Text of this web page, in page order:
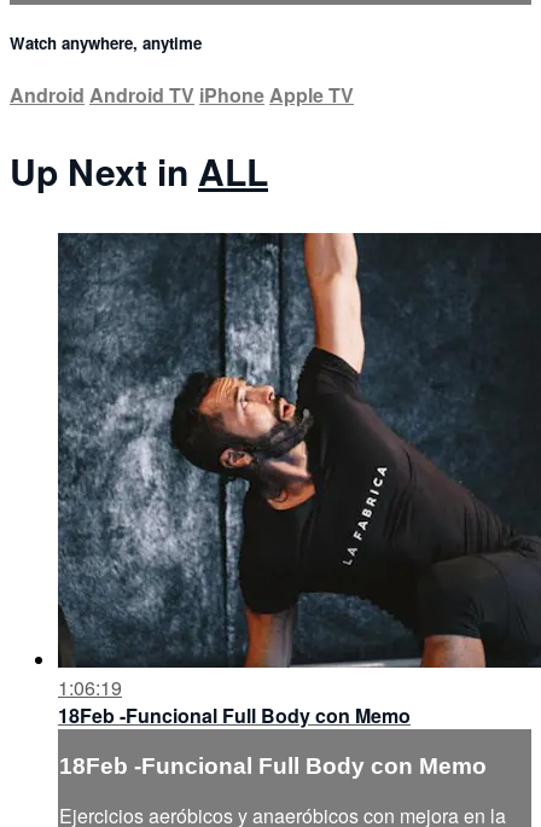
Watch anywhere, anytime
Android Android TV iPhoneApple TV
Up Next in ALL
1:06:19
18Feb -Funcional Full Body con Memo
18Feb -Funcional Full Body con Memo
Ejercicios aeróbicos y anaeróbicos con mejora en la